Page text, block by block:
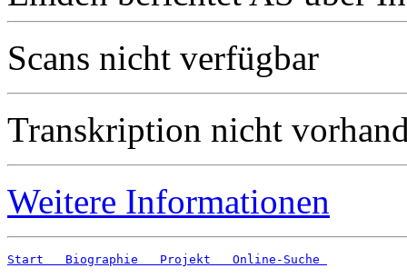
Scans nicht verfügbar
Transkription nicht
Weitere Informationen
Start
   Biographie
   Projekt
   Online-Suche